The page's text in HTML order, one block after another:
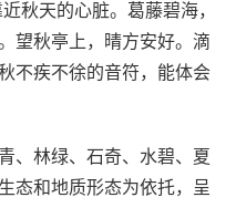
秋天的心脏。葛藤碧海，
望秋亭上，晴方安好。滴
不疾不徐的音符，能体会
、林绿、石奇、水碧、夏
态和地质形态为依托，呈